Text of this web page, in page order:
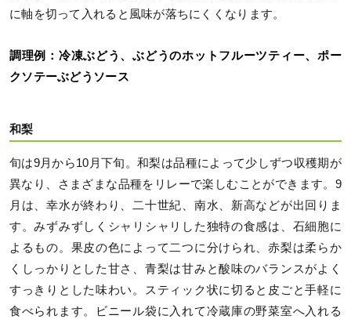
に軸を切って入れると風味が落ちにくくなります。
調理例：冷凍ぶどう、ぶどうのホットフルーツティー、ポー
クソテーぶどうソース
和梨
旬は9月から10月下旬。和梨は品種によって少しずつ収穫期が
異なり、さまざまな品種をリレーで楽しむことができます。9
月は、幸水が終わり、二十世紀、南水、新高などが出回りま
す。みずみずしくシャリシャリした独特の食感は、石細胞に
よるもの。果皮の色によって二つに分けられ、赤梨は柔らか
くしっかりとした甘さ、青梨は甘みと酸味のバランスがよく
すっきりとした味わい。スティック状に切ると皮ごと手軽に
食べられます。ビニール袋に入れて冷蔵庫の野菜室へ入れる